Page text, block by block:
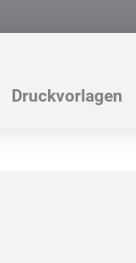
Druckvorlagen